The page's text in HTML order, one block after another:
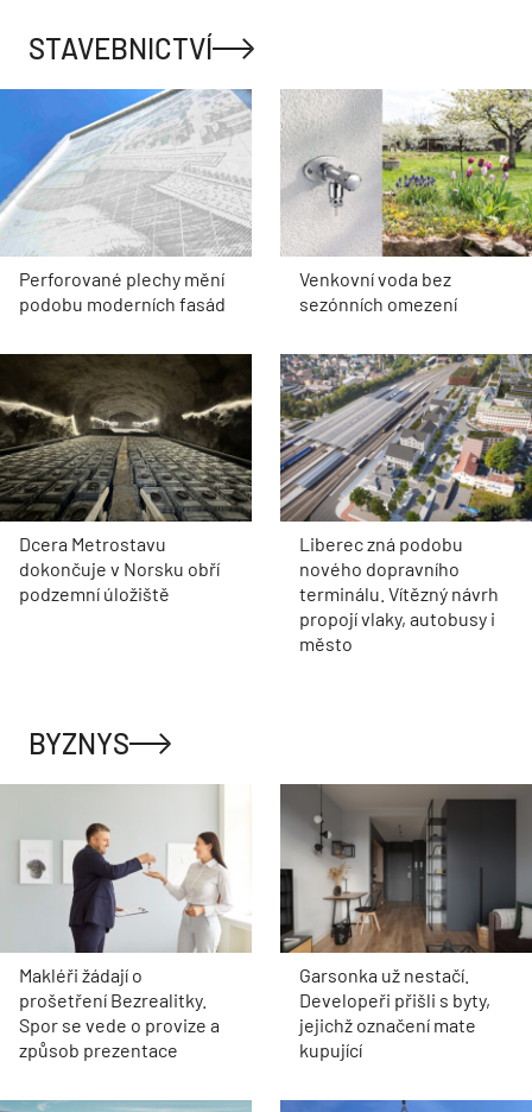
STAVEBNICTVÍ
Perforované plechy mění
podobu moderních fasád
Venkovní voda bez
sezónních omezení
Dcera Metrostavu
dokončuje v Norsku obří
podzemní úložiště
Liberec zná podobu
nového dopravního
terminálu. Vítězný návrh
propojí vlaky, autobusy i
město
BYZNYS
Makléři žádají o
prošetření Bezrealitky.
Spor se vede o provize a
způsob prezentace
Garsonka už nestačí.
Developeři přišli s byty,
jejichž označení mate
kupující